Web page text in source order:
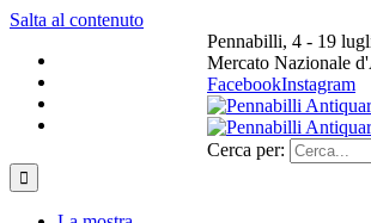
Salta al contenuto
Pennabilli, 4 - 19
Mercato Nazionale
FacebookInstagram
Cerca per: